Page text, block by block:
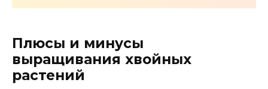
Плюсы и минусы
выращивания хвойных
растений